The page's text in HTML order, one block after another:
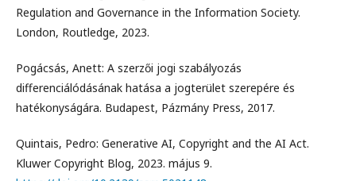
Regulation and Governance in the Information Society.
London, Routledge, 2023.
Pogácsás, Anett: A szerzői jogi szabályozás
differenciálódásának hatása a jogterület szerepére és
hatékonyságára. Budapest, Pázmány Press, 2017.
Quintais, Pedro: Generative AI, Copyright and the AI Act.
Kluwer Copyright Blog, 2023. május 9.